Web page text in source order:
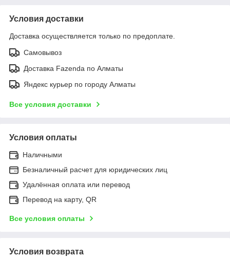
Условия доставки
Доставка осуществляется только по предоплате.
Самовывоз
Доставка Fazenda по Алматы
Яндекс курьер по городу Алматы
Все условия доставки
Условия оплаты
Наличными
Безналичный расчет для юридических лиц
Удалённая оплата или перевод
Перевод на карту, QR
Все условия оплаты
Условия возврата